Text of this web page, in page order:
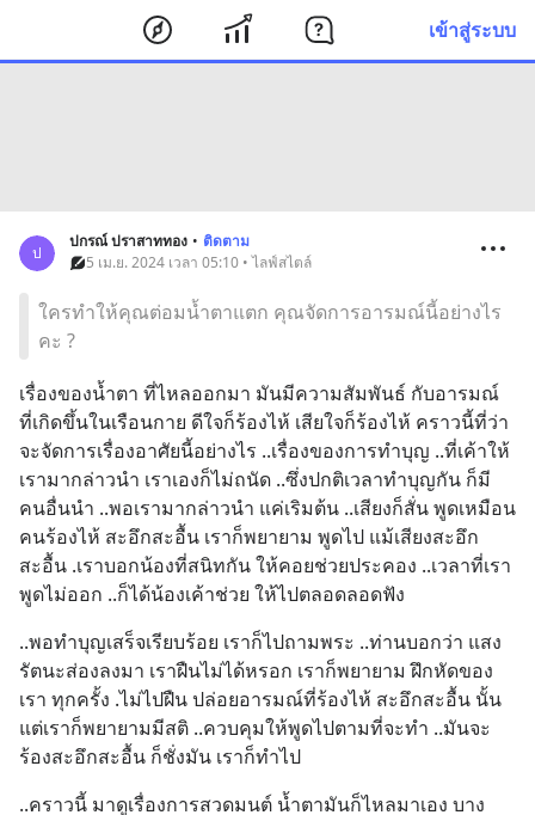
เข้าสู่ระบบ
ป
ปกรณ์ ปราสาททอง • ติดตาม
5 เม.ย. 2024 เวลา 05:10 • ไลฟ์สไตล์
ใครทำให้คุณต่อมน้ำตาแตก คุณจัดการอารมณ์นี้อย่างไร
คะ ?
เรื่องของน้ำตา ที่ไหลออกมา มันมีความสัมพันธ์ กับอารมณ์
ที่เกิดขึ้นในเรือนกาย ดีใจก็ร้องไห้ เสียใจก็ร้องไห้ คราวนี้ที่ว่า
จะจัดการเรื่องอาศัยนี้อย่างไร ..เรื่องของการทำบุญ ..ที่เค้าให้
เรามากล่าวนำ เราเองก็ไม่ถนัด ..ซึ่งปกติเวลาทำบุญกัน ก็มี
คนอื่นนำ ..พอเรามากล่าวนำ แค่เริมต้น ..เสียงก็สั่น พูดเหมือน
คนร้องไห้ สะอึกสะอื้น เราก็พยายาม พูดไป แม้เสียงสะอึก
สะอื้น .เราบอกน้องที่สนิทกัน ให้คอยช่วยประคอง ..เวลาที่เรา
พูดไม่ออก ..ก็ได้น้องเค้าช่วย ให้ไปตลอดลอดฟัง
..พอทำบุญเสร็จเรียบร้อย เราก็ไปถามพระ ..ท่านบอกว่า แสง
รัตนะส่องลงมา เราฝืนไม่ได้หรอก เราก็พยายาม ฝึกหัดของ
เรา ทุกครั้ง .ไม่ไปฝืน ปล่อยอารมณ์ที่ร้องไห้ สะอึกสะอื้น นั้น
แต่เราก็พยายามมีสติ ..ควบคุมให้พูดไปตามที่จะทำ ..มันจะ
ร้องสะอึกสะอื้น ก็ชั่งมัน เราก็ทำไป
..คราวนี้ มาดูเรื่องการสวดมนต์ น้ำตามันก็ไหลมาเอง บาง